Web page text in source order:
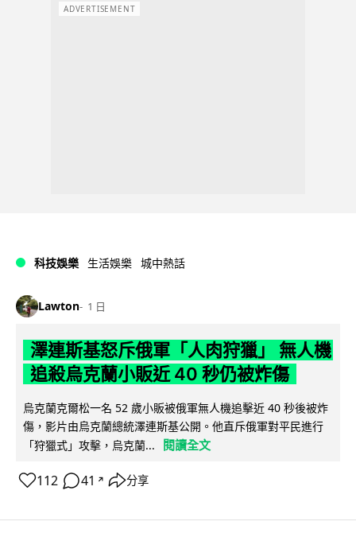
ADVERTISEMENT
科技娛樂 生活娛樂 城中熱話
Lawton 1 日
澤連斯基怒斥俄軍「人肉狩獵」 無人機
追殺烏克蘭小販近 40 秒仍被炸傷
烏克蘭克爾松一名 52 歲小販被俄軍無人機追擊近 40 秒後被炸
傷，影片由烏克蘭總統澤連斯基公開。他直斥俄軍對平民進行
「狩獵式」攻擊，烏克蘭...
閱讀全文
112 41 ↗ 分享